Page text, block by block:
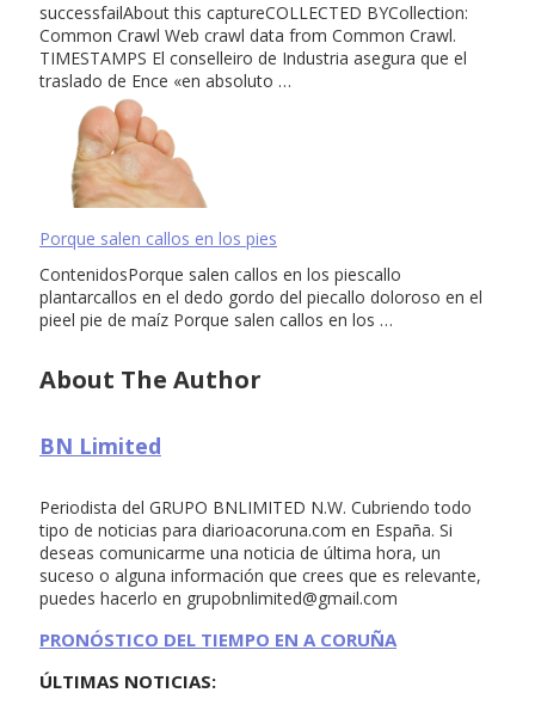
successfailAbout this captureCOLLECTED BYCollection:
Common Crawl Web crawl data from Common Crawl.
TIMESTAMPS El conselleiro de Industria asegura que el
traslado de Ence «en absoluto …
Porque salen callos en los pies
ContenidosPorque salen callos en los piescallo
plantarcallos en el dedo gordo del piecallo doloroso en el
pieel pie de maíz Porque salen callos en los …
About The Author
BN Limited
Periodista del GRUPO BNLIMITED N.W. Cubriendo todo
tipo de noticias para diarioacoruna.com en España. Si
deseas comunicarme una noticia de última hora, un
suceso o alguna información que crees que es relevante,
puedes hacerlo en grupobnlimited@gmail.com
PRONÓSTICO DEL TIEMPO EN A CORUÑA
ÚLTIMAS NOTICIAS: